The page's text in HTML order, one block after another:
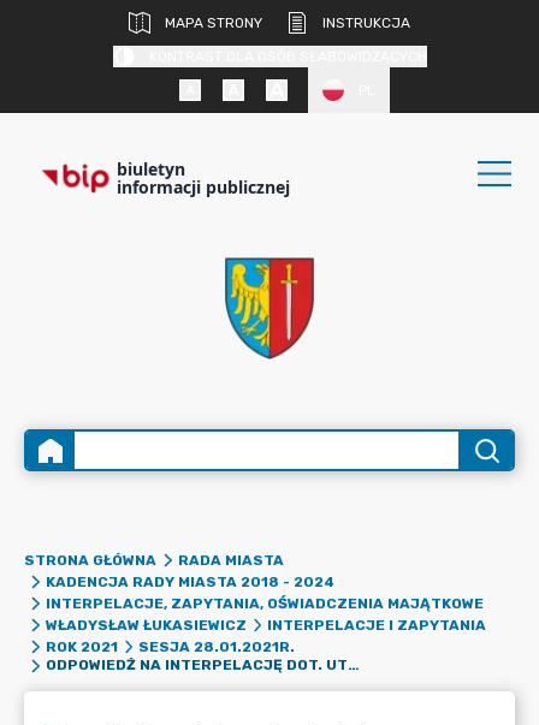
MAPA STRONY
INSTRUKCJA
biuletyn
informacji publicznej
STRONA GŁÓWNA
RADA MIASTA
KADENCJA RADY MIASTA 2018 - 2024
INTERPELACJE, ZAPYTANIA, OŚWIADCZENIA MAJĄTKOWE
WŁADYSŁAW ŁUKASIEWICZ
INTERPELACJE I ZAPYTANIA
ROK 2021
SESJA 28.01.2021R.
ODPOWIEDŹ NA INTERPELACJĘ DOT. UTWARDZENIA DROGI UL. KRZYŻOWICKIEJ W DZIELNICY OSINY.